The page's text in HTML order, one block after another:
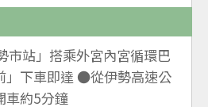
站」搭乘外宮內宮循環巴
」下車即達 ●從伊勢高速公
車約5分鐘